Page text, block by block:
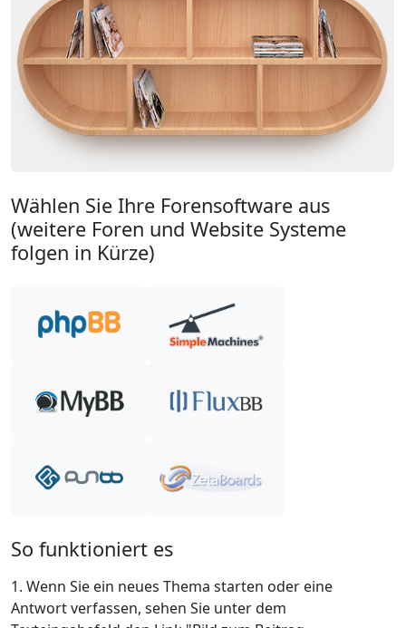
Wählen Sie Ihre Forensoftware aus
(weitere Foren und Website Systeme
folgen in Kürze)
So funktioniert es
Wenn Sie ein neues Thema starten oder eine
Antwort verfassen, sehen Sie unter dem